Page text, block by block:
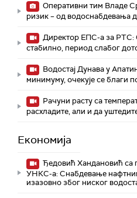
Оперативни тим Владе
ризик – од водоснабдевања
Директор ЕПС-а за РТС:
стабилно, период слабог
Водостај Дунава у
минимуму, oчекује се благи
Рачуни расту са
расхладите, али и да
Економија
Ђедовић Хандановић
УНКС-а: Снабдевање
изазовно због ниског